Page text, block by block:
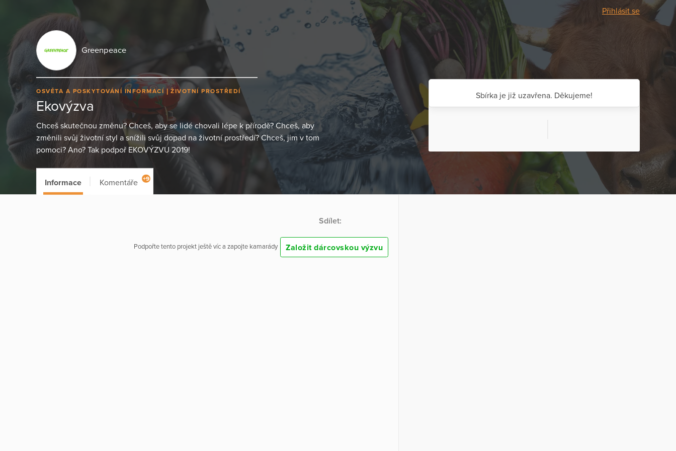
Přihlásit se
Greenpeace
OSVĚTA A POSKYTOVÁNÍ INFORMACÍ ŽIVOTNÍ PROSTŘEDÍ
Ekovýzva
Chceš skutečnou změnu? Chceš, aby se lidé chovali lépe k přírodě? Chceš, aby
změnili svůj životní styl a snížili svůj dopad na životní prostředí? Chceš, jim v tom
pomoci? Ano? Tak podpoř EKOVÝZVU 2019!
Sbírka je již uzavřena. Děkujeme!
Informace Komentáře +9
Sdílet:
Podpořte tento projekt ještě víc a zapojte kamarády Založit dárcovskou výzvu